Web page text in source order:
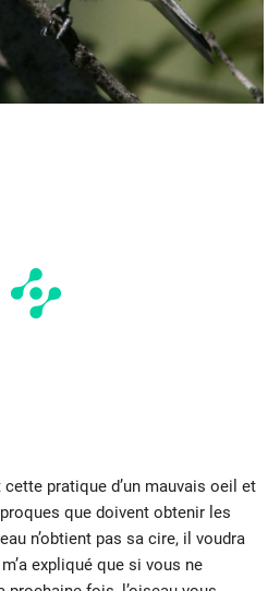
pratique d’un mauvais oeil et
que doivent obtenir les
n’obtient pas sa cire, il voudra
expliqué que si vous ne